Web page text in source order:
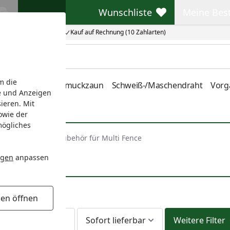
die
und Anzeigen
Mit
der
anpassen
öffnen
Kauf auf Rechnung (10 Zahlarten)
Wunschliste
Wunschliste
Schmuckzaun Schweiß-/Maschendraht
Zubehör für Multi Fence
Sofort lieferbar Weitere Filter